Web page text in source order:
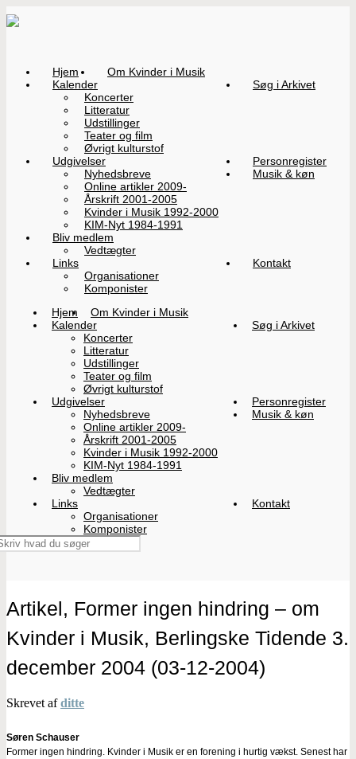
Hjem
Om Kvinder i Musik
Kalender
Koncerter
Litteratur
Udstillinger
Teater og film
Øvrigt kulturstof
Søg i Arkivet
Udgivelser
Nyhedsbreve
Online artikler 2009-
Årskrift 2001-2005
Kvinder i Musik 1992-2000
KIM-Nyt 1984-1991
Personregister
Musik & køn
Bliv medlem
Vedtægter
Links
Organisationer
Komponister
Kontakt
Hjem
Om Kvinder i Musik
Kalender
Koncerter
Litteratur
Udstillinger
Teater og film
Øvrigt kulturstof
Søg i Arkivet
Udgivelser
Nyhedsbreve
Online artikler 2009-
Årskrift 2001-2005
Kvinder i Musik 1992-2000
KIM-Nyt 1984-1991
Personregister
Musik & køn
Bliv medlem
Vedtægter
Links
Organisationer
Komponister
Kontakt
Artikel, Former ingen hindring – om
Kvinder i Musik, Berlingske Tidende 3.
december 2004 (03-12-2004)
Skrevet afditte
Søren Schauser
Former ingen hindring. Kvinder i Musik er en forening i hurtig vækst. Senest har